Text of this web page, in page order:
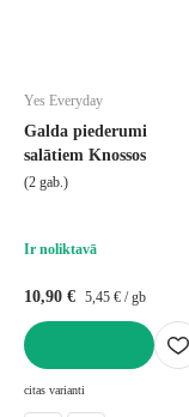
Yes Everyday
Galda piederumi
salātiem Knossos
(2 gab.)
Ir noliktavā
10,90 € 5,45 € / gb
citas varianti